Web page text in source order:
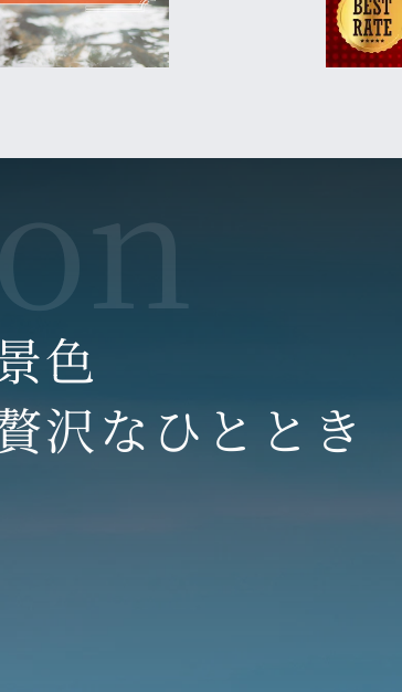
色
沢なひととき